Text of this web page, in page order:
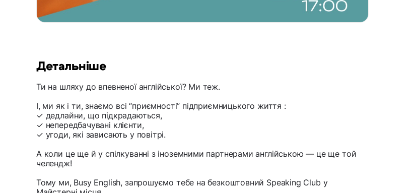
Детальніше
Ти на шляху до впевненої англійської? Ми теж.
І, ми як і ти, знаємо всі “приємності” підприємницького життя :
✓ дедлайни, що підкрадаються,
✓ непередбачувані клієнти,
✓ угоди, які зависають у повітрі.
А коли це ще й у спілкуванні з іноземними партнерами англійською — це ще той
челендж!
Тому ми, Busy English, запрошуємо тебе на безкоштовний Speaking Club у